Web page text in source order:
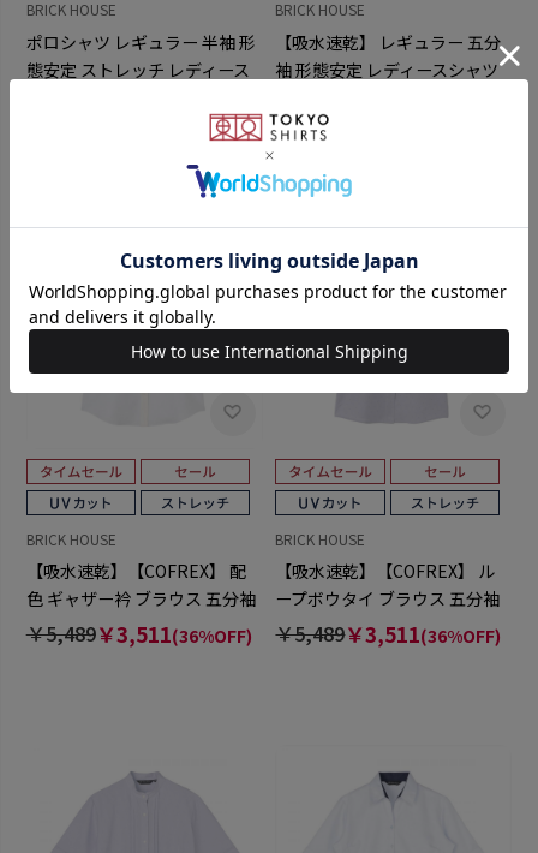
BRICK HOUSE
ポロシャツ レギュラー 半袖 形
態安定 ストレッチ レディース
BRICK HOUSE
【吸水速乾】 レギュラー 五分
袖 形態安定 レディースシャツ
BRICK HOUSE
【吸水速乾】【COFREX】 配
色 ギャザー衿 ブラウス 五分袖
レディースデザインシャツ
￥5,489￥3,511(36%OFF)
BRICK HOUSE
【吸水速乾】【COFREX】 ル
ープボウタイ ブラウス 五分袖
レディースデザインシャツ
￥5,489￥3,511(36%OFF)